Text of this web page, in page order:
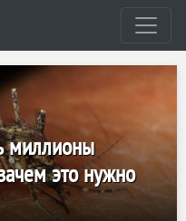
миллионы
это нужно